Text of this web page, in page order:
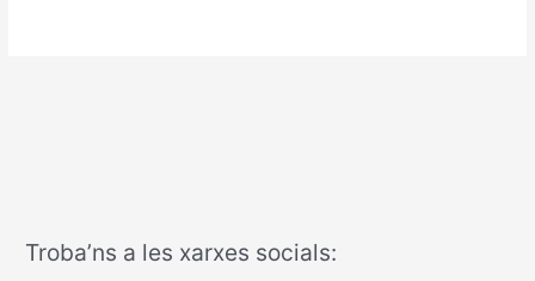
Troba’ns a les xarxes socials: